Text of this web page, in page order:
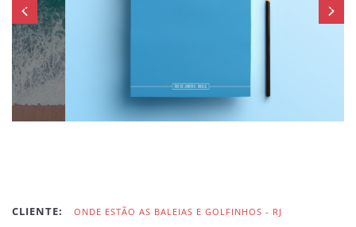
Prev Next
CLIENTE: ONDE ESTÃO AS BALEIAS E GOLFINHOS - RJ